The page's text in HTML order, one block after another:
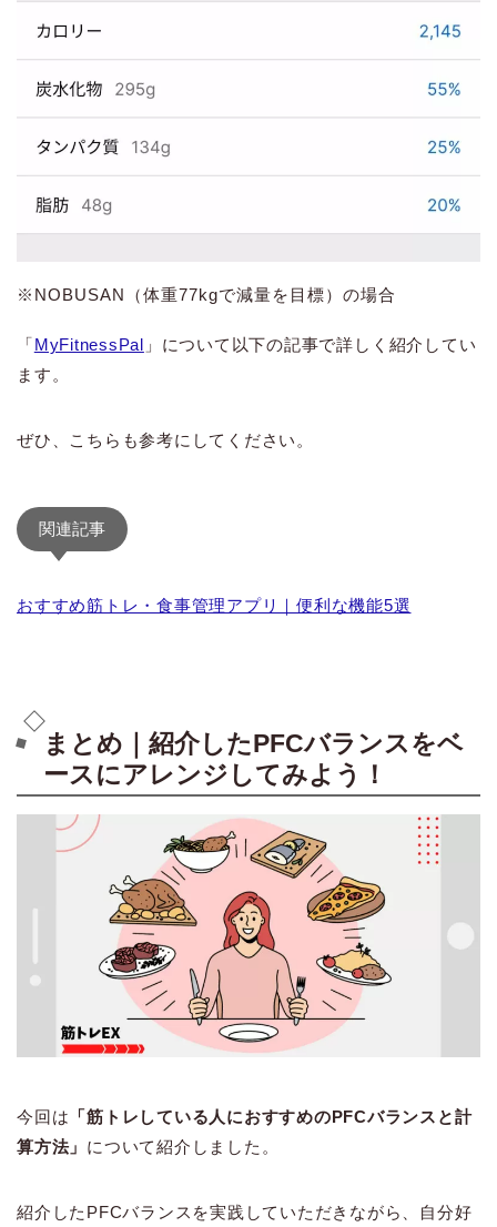
※NOBUSAN（体重77kgで減量を目標）の場合
「MyFitnessPal 」について以下の記事で詳しく紹介してい
ます。
ぜひ、こちらも参考にしてください。
関連記事
おすすめ筋トレ・食事管理アプリ｜便利な機能5選
まとめ｜紹介したPFCバランスをベ
ースにアレンジしてみよう！
今回は 「筋トレしている人におすすめのPFCバランスと計
算方法」 について紹介しました。
紹介したPFCバランスを実践していただきながら、自分好